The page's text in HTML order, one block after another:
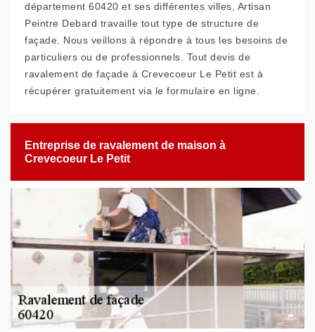
département 60420 et ses différentes villes, Artisan
Peintre Debard travaille tout type de structure de
façade. Nous veillons à répondre à tous les besoins de
particuliers ou de professionnels. Tout devis de
ravalement de façade à Crevecoeur Le Petit est à
récupérer gratuitement via le formulaire en ligne.
Entreprise de ravalement de maison à
Crevecoeur Le Petit